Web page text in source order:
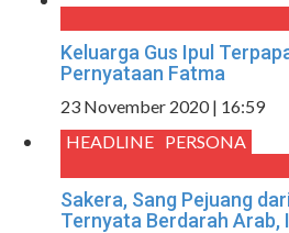
Keluarga Gus Ipul
Pernyataan Fatma
23 November 2020 | 16:59
HEADLINE PERSONA
Sakera, Sang Pejuang
Ternyata Berdarah Arab,